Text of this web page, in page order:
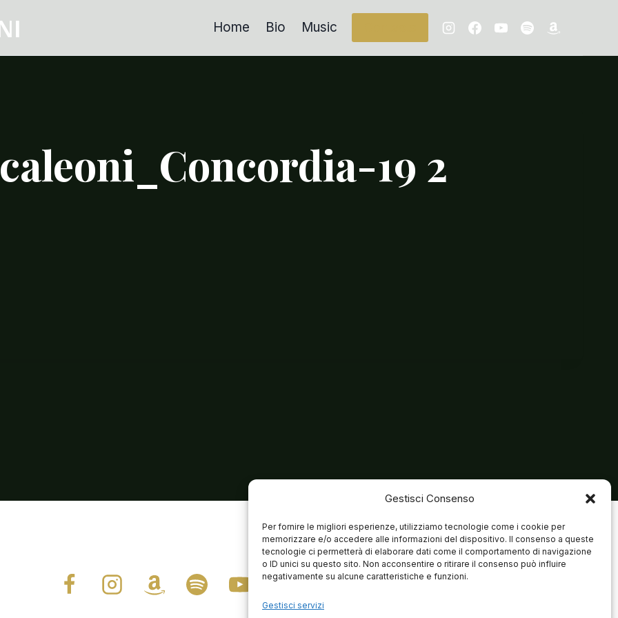
Gestisci Consenso
Per fornire le migliori esperienze, utilizziamo tecnologie come i cookie per
memorizzare e/o accedere alle informazioni del dispositivo. Il consenso a queste
tecnologie ci permetterà di elaborare dati come il comportamento di navigazione
o ID unici su questo sito. Non acconsentire o ritirare il consenso può influire
negativamente su alcune caratteristiche e funzioni.
Gestisci servizi
Home Bio Music
19 2